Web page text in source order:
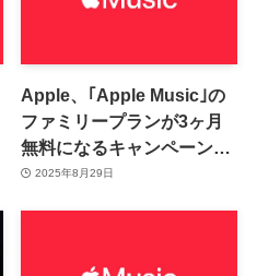
Apple、｢Apple Music｣の
ファミリープランが3ヶ月
無料になるキャンペーンを
開催中
2025年8月29日